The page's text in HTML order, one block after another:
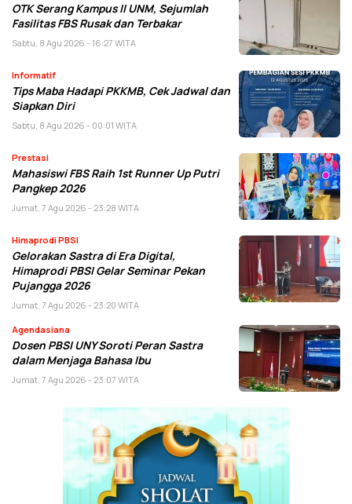
OTK Serang Kampus II UNM, Sejumlah
Fasilitas FBS Rusak dan Terbakar
Sabtu, 8 Agu 2026 - 16:27 WITA
Informatif
Tips Maba Hadapi PKKMB, Cek Jadwal dan
Siapkan Diri
Sabtu, 8 Agu 2026 - 00:01 WITA
Prestasi
Mahasiswi FBS Raih 1st Runner Up Putri
Pangkep 2026
Jumat, 7 Agu 2026 - 23:28 WITA
Himaprodi PBSI
Gelorakan Sastra di Era Digital,
Himaprodi PBSI Gelar Seminar Pekan
Pujangga 2026
Jumat, 7 Agu 2026 - 23:20 WITA
Agendasiana
Dosen PBSI UNY Soroti Peran Sastra
dalam Menjaga Bahasa Ibu
Jumat, 7 Agu 2026 - 23:07 WITA